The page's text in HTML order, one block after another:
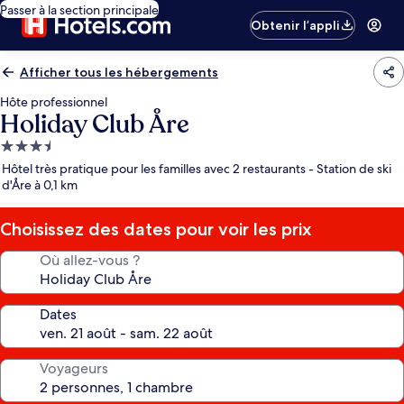
Passer à la section principale
Obtenir l’appli
Afficher tous les hébergements
Hôte professionnel
Holiday Club Åre
Hébergement
3.5 étoiles
Hôtel très pratique pour les familles avec 2 restaurants - Station de ski
d'Åre à 0,1 km
Choisissez des dates pour voir les prix
Où allez-vous ?
Dates
Voyageurs